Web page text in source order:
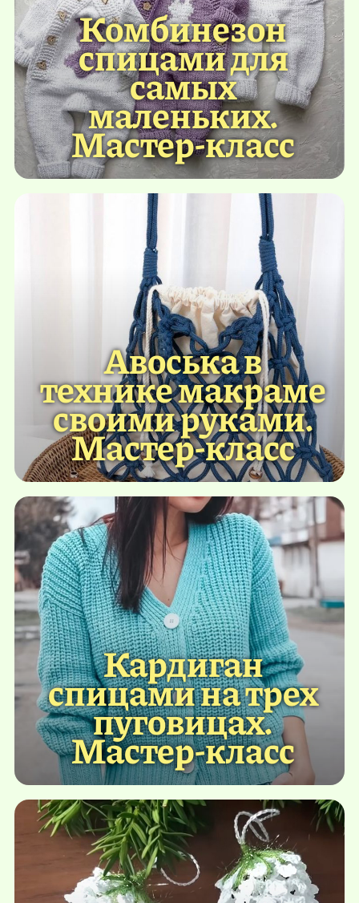
Комбинезон
спицами для
самых
маленьких.
Мастер-класс
Авоська в
технике макраме
своими руками.
Мастер-класс
Кардиган
спицами на трех
пуговицах.
Мастер-класс